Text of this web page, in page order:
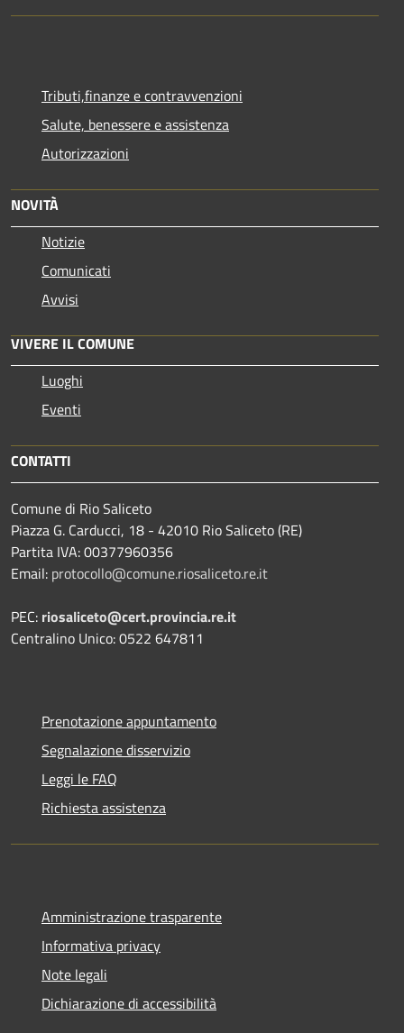
Tributi,finanze e contravvenzioni
Salute, benessere e assistenza
Autorizzazioni
NOVITÀ
Notizie
Comunicati
Avvisi
VIVERE IL COMUNE
Luoghi
Eventi
CONTATTI
Comune di Rio Saliceto
Piazza G. Carducci, 18 - 42010 Rio Saliceto (RE)
Partita IVA: 00377960356
Email: protocollo@comune.riosaliceto.re.it
PEC: riosaliceto@cert.provincia.re.it
Centralino Unico: 0522 647811
Prenotazione appuntamento
Segnalazione disservizio
Leggi le FAQ
Richiesta assistenza
Amministrazione trasparente
Informativa privacy
Note legali
Dichiarazione di accessibilità